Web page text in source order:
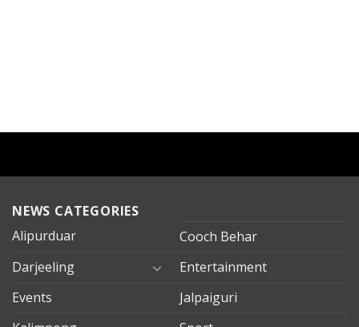
NEWS CATEGORIES
Alipurduar
Cooch Behar
Darjeeling
Entertainment
Events
Jalpaiguri